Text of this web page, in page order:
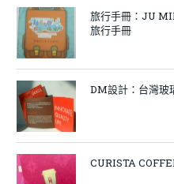
旅行手冊：JU
旅行手冊
DM設計：台灣玻
CURISTA